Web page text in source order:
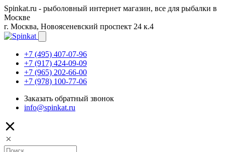
Spinkat.ru - рыболовный интернет магазин, все для рыбалки в
Москве
г. Москва, Новоясеневский проспект 24 к.4
+7 (495) 407-07-96
+7 (917) 424-09-09
+7 (965) 202-66-00
+7 (978) 100-77-06
Заказать обратный звонок
info@spinkat.ru